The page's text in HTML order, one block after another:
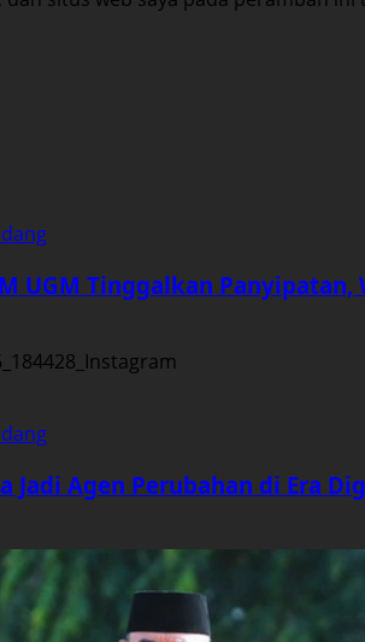
UGM Tinggalkan
Jadi Agen Perubahan di Era